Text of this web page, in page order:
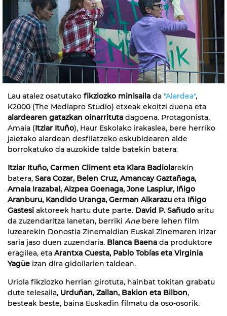
Lau atalez osatutako fikziozko minisaila da "Alardea",
K2000 (The Mediapro Studio) etxeak ekoitzi duena eta
alardearen gatazkan oinarrituta dagoena. Protagonista,
Amaia (Itziar Ituño), Haur Eskolako irakaslea, bere herriko
jaietako alardean desfilatzeko eskubidearen alde
borrokatuko da auzokide talde batekin batera.
Itziar Ituño, Carmen Climent eta Klara Badiolarekin
batera, Sara Cozar, Belen Cruz, Amancay Gaztañaga,
Amaia Irazabal, Aizpea Goenaga, Jone Laspiur, Iñigo
Aranburu, Kandido Uranga, German Alkarazu eta Iñigo
Gastesi aktoreek hartu dute parte. David P. Sañudo aritu
da zuzendaritza lanetan, berriki Anebere lehen film
luzearekin Donostia Zinemaldian Euskal Zinemaren Irizar
saria jaso duen zuzendaria. Blanca Baena da produktore
eragilea, eta Arantxa Cuesta, Pablo Tobías eta Virginia
Yagüe izan dira gidoilarien taldean.
Uriola fikziozko herrian girotuta, hainbat tokitan grabatu
dute telesaila, Urduñan, Zallan, Bakion eta Bilbon,
besteak beste, baina Euskadin filmatu da oso-osorik.